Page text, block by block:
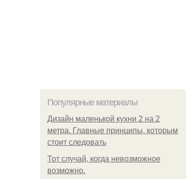
Популярные материалы
Дизайн маленькой кухни 2 на 2
метра. Главные принципы, которым
стоит следовать
Тот случай, когда невозможное
возможно.